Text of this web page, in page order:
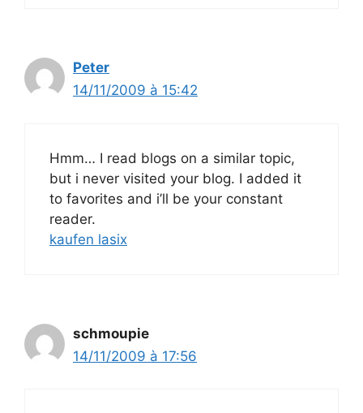
Peter
14/11/2009 à 15:42
Hmm… I read blogs on a similar topic,
but i never visited your blog. I added it
to favorites and i’ll be your constant
reader.
kaufen lasix
schmoupie
14/11/2009 à 17:56